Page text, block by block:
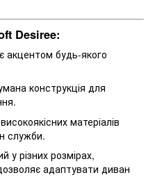
Desiree:
акцентом будь-якого
конструкція для
матеріалів
служби.
у різних розмірах,
адаптувати диван